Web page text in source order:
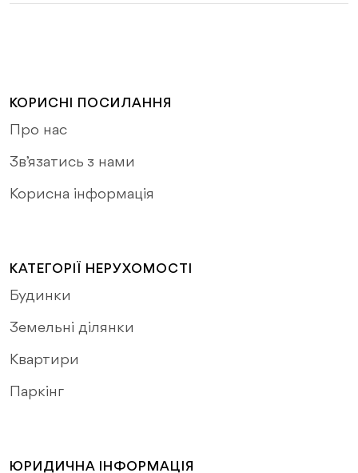
КОРИСНІ ПОСИЛАННЯ
Про нас
Зв’язатись з нами
Корисна інформація
КАТЕГОРІЇ НЕРУХОМОСТІ
Будинки
Земельні ділянки
Квартири
Паркінг
ЮРИДИЧНА ІНФОРМАЦІЯ